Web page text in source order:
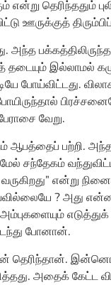
என்று
ஊருக்குத்
இல்லாமல்
போய்விட்டது.
வேறு.
ஆபத்தைப் பற்றி.
சந்தேகம்
என்று
? அது
போனான்.
தெரிந்தான்.
அதைக் கேட்ட